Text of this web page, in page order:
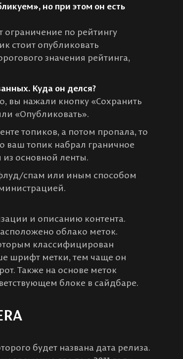
но при этом он есть
ограничение по рейтингу
стоит опубликовать
значения рейтинга,
Куда он делся?
вы нажали кнопку «Сохранить
«Опубликовать».
топиков, а потом пропала, то
ваш топик набрал граничное
из основной ленты.
спам или иным способом
и описанию контента.
облако меток.
классифицирован
шрифт метки, тем чаще он
Также на основе меток
блоке в сайдбаре.
будет названа дата релиза.